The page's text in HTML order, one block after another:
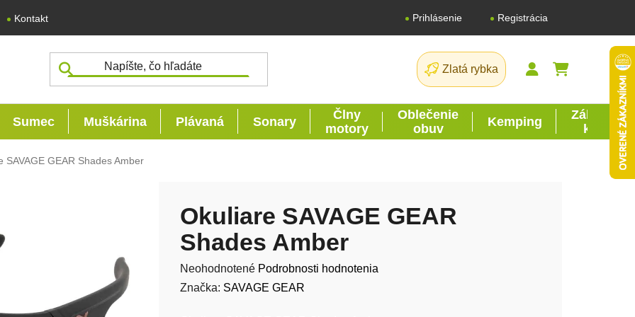
Kontakt Prihlásenie Registrácia
Zlatá rybka
NÁKUPNÝ
Sumec Muškárina Plávaná Sonary
Člny
motory
Oblečenie
obuv
Kemping
Záhrada
kutil
SAVAGE GEAR Shades Amber
Okuliare SAVAGE GEAR
Shades Amber
Priemerné hodnotenie produktu je 0,0 z 5 hviezdičiek.
Neohodnotené Podrobnosti hodnotenia
Značka: SAVAGE GEAR